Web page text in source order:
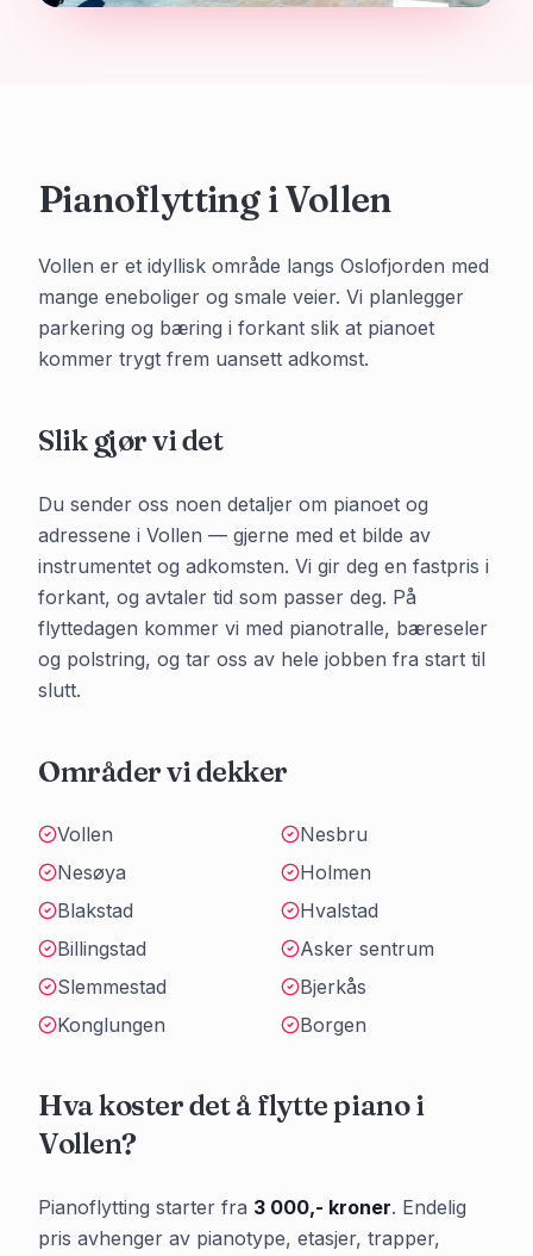
Pianoflytting iVollen
Vollen er et idyllisk område langs Oslofjorden med
mange eneboliger og smale veier. Vi planlegger
parkering og bæring i forkant slik at pianoet
kommer trygt frem uansett adkomst.
Slik gjør vi det
Du sender oss noen detaljer om pianoet og
adressene i Vollen — gjerne med et bilde av
instrumentet og adkomsten. Vi gir deg en fastpris i
forkant, og avtaler tid som passer deg. På
flyttedagen kommer vi med pianotralle, bæreseler
og polstring, og tar oss av hele jobben fra start til
slutt.
Områder vi dekker
Vollen
Nesbru
Nesøya
Holmen
Blakstad
Hvalstad
Billingstad
Asker sentrum
Slemmestad
Bjerkås
Konglungen
Borgen
Hva koster det å flytte piano i
Vollen?
Pianoflytting starter fra 3 000,- kroner. Endelig
pris avhenger av pianotype, etasjer, trapper,